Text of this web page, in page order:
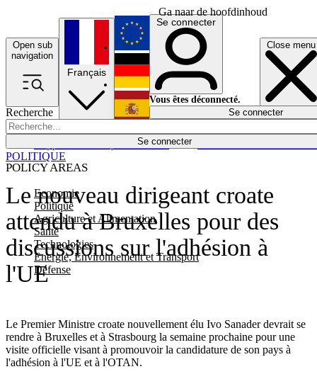
Ga naar de hoofdinhoud
Open sub
navigation
Close menu
Recherche
Se connecter
POLICY AREAS
Economie
Politique
Agriculture et Alimentation
Santé
Technologies
Energie, Environnement et Transport
Défense
Économie
Français
English
Deutsch
Español
Se connecter
Vous êtes déconnecté.
Se connecter
Le nouveau dirigeant croate
attendu à Bruxelles pour des
discussions sur l'adhésion à
l'UE
Le Premier Ministre croate nouvellement élu Ivo Sanader devrait se
rendre à Bruxelles et à Strasbourg la semaine prochaine pour une
visite officielle visant à promouvoir la candidature de son pays à
l'adhésion à l'UE et à l'OTAN.
POLITIQUE